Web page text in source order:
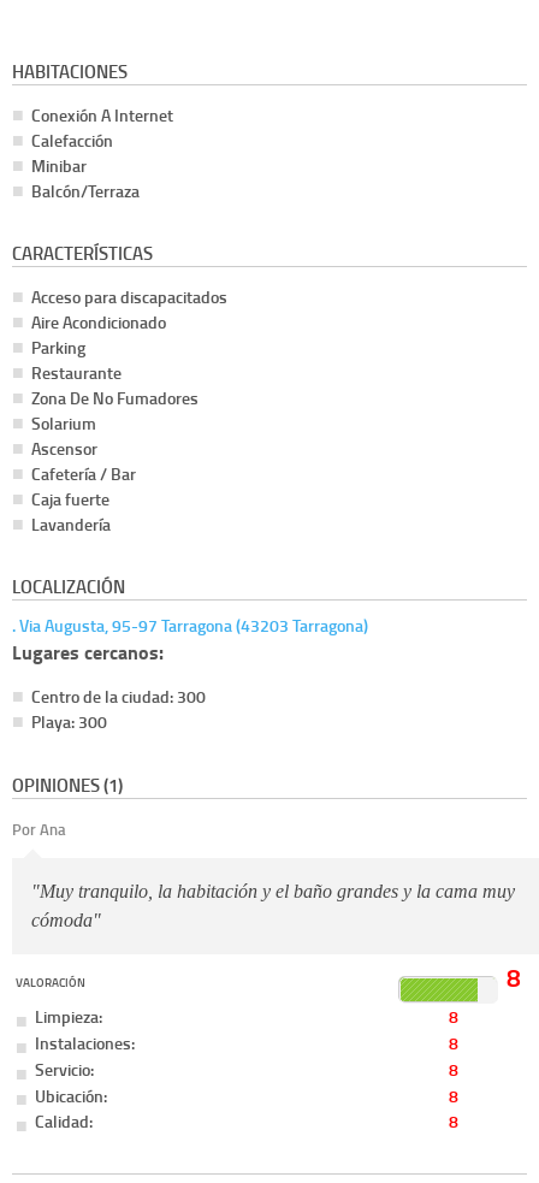
HABITACIONES
Conexión A Internet
Calefacción
Minibar
Balcón/Terraza
CARACTERÍSTICAS
Acceso para discapacitados
Aire Acondicionado
Parking
Restaurante
Zona De No Fumadores
Solarium
Ascensor
Cafetería / Bar
Caja fuerte
Lavandería
LOCALIZACIÓN
. Via Augusta, 95-97 Tarragona (43203 Tarragona)
Lugares cercanos:
Centro de la ciudad: 300
Playa: 300
OPINIONES (1)
Por Ana
"Muy tranquilo, la habitación y el baño grandes y la cama muy
cómoda"
VALORACIÓN 8
Limpieza:
8
Instalaciones:
8
Servicio:
8
Ubicación:
8
Calidad:
8